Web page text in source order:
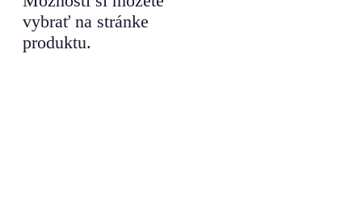
vybrať na stránke
produktu.